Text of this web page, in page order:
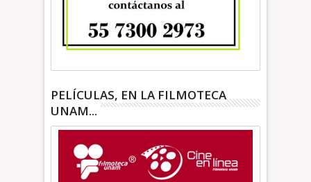
PELÍCULAS, EN LA FILMOTECA
UNAM...